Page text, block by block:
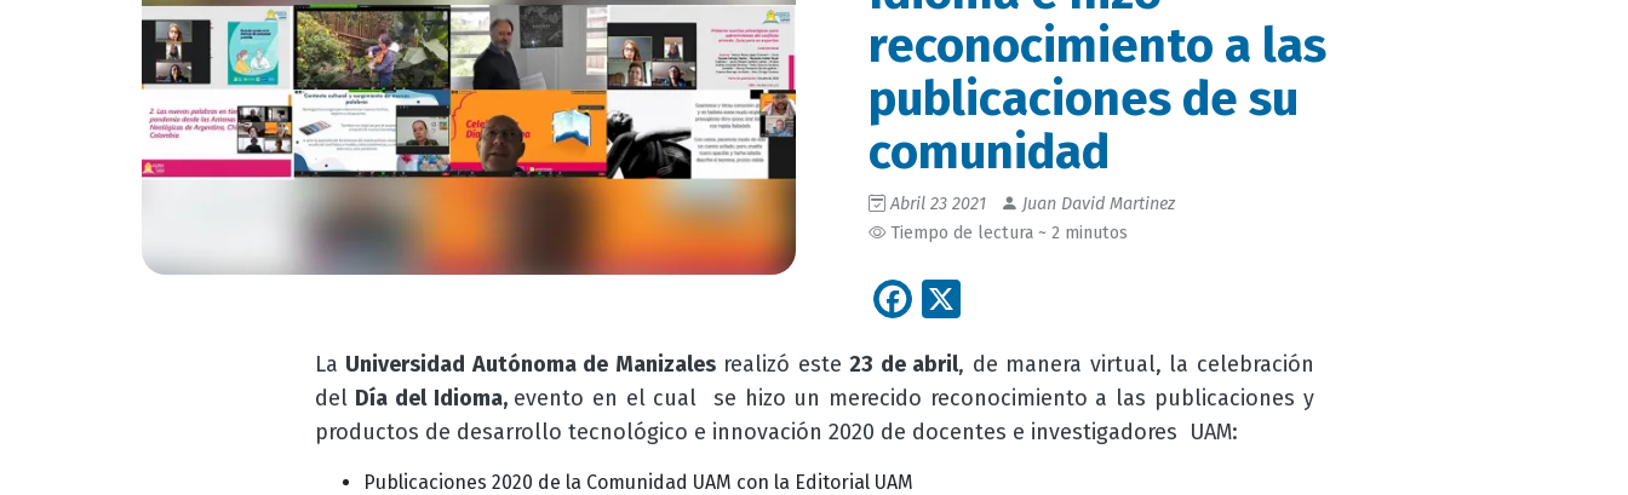
reconocimiento a las
publicaciones de su
comunidad
Abril 23 2021
Juan David Martinez
Tiempo de lectura ~ 2 minutos
Facebook
La Universidad Autónoma de Manizalesrealizó este 23 de abril, de manera virtual, la celebración
del Día del Idioma, evento en el cual se hizo un merecido reconocimiento a las publicaciones y
productos de desarrollo tecnológico e innovación 2020 de docentes e investigadores UAM:
Publicaciones 2020 de la Comunidad UAM con la Editorial UAM